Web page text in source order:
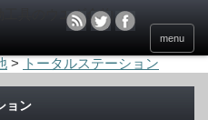
工具のウエダ金物
menu
> トータルステーション
ョン